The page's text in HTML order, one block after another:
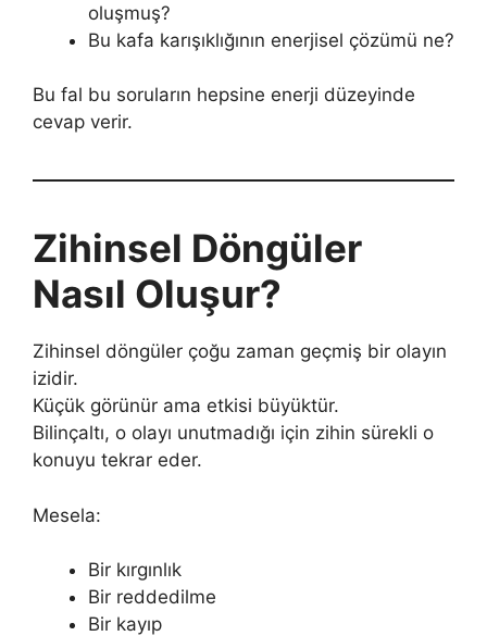
oluşmuş?
Bu kafa karışıklığının enerjisel çözümü ne?
Bu fal bu soruların hepsine enerji düzeyinde
cevap verir.
Zihinsel Döngüler
Nasıl Oluşur?
Zihinsel döngüler çoğu zaman geçmiş bir olayın
izidir.
Küçük görünür ama etkisi büyüktür.
Bilinçaltı, o olayı unutmadığı için zihin sürekli o
konuyu tekrar eder.
Mesela:
Bir kırgınlık
Bir reddedilme
Bir kayıp